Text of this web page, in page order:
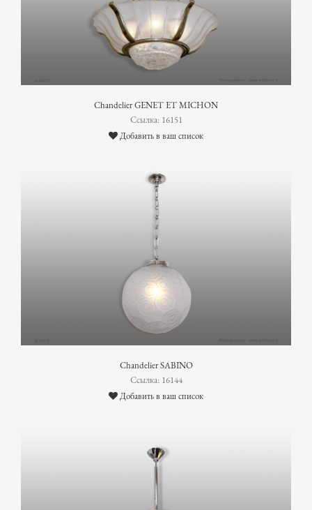
Chandelier GENET ET MICHON
Ссылка: 16151
Добавить в ваш список
Chandelier SABINO
Ссылка: 16144
Добавить в ваш список